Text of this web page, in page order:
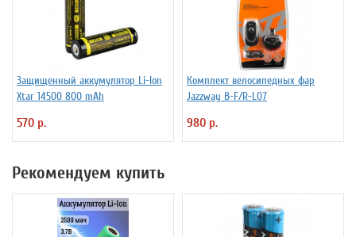
Защищенный аккумулятор Li-Ion
Xtar 14500 800 mAh
570 р.
Комплект велосипедных фар
Jazzway B-F/R-L07
980 р.
Рекомендуем купить